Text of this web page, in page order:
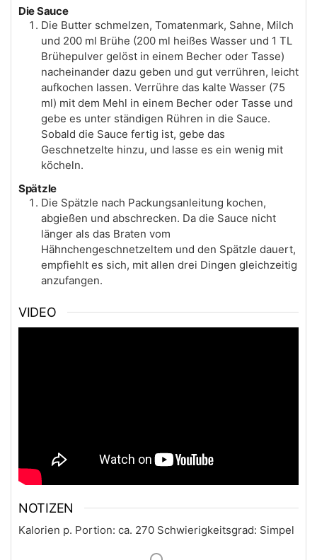
Die Sauce
Die Butter schmelzen, Tomatenmark, Sahne, Milch
und 200 ml Brühe (200 ml heißes Wasser und 1 TL
Brühepulver gelöst in einem Becher oder Tasse)
nacheinander dazu geben und gut verrühren, leicht
aufkochen lassen. Verrühre das kalte Wasser (75
ml) mit dem Mehl in einem Becher oder Tasse und
gebe es unter ständigen Rühren in die Sauce.
Sobald die Sauce fertig ist, gebe das
Geschnetzelte hinzu, und lasse es ein wenig mit
köcheln.
Spätzle
Die Spätzle nach Packungsanleitung kochen,
abgießen und abschrecken. Da die Sauce nicht
länger als das Braten vom
Hähnchengeschnetzeltem und den Spätzle dauert,
empfiehlt es sich, mit allen drei Dingen gleichzeitig
anzufangen.
VIDEO
NOTIZEN
Kalorien p. Portion: ca. 270 Schwierigkeitsgrad: Simpel